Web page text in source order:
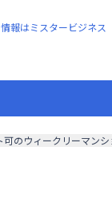
報はミスタービジネス
可のウィークリーマン